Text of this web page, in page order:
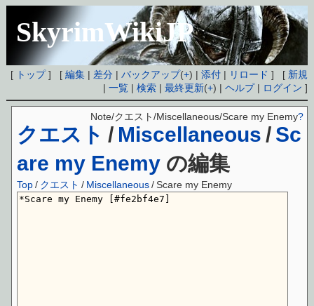
SkyrimWikiJP
[ トップ] [編集 | 差分 |バックアップ(+) |添付 | リロード ] [ 新規
|一覧 |検索 |最終更新(+) |ヘルプ| ログイン ]
クエスト / Miscellaneous / Sc
are my Enemy の編集
Note/クエスト/Miscellaneous/Scare my Enemy?
Top / クエスト / Miscellaneous/ Scare my Enemy